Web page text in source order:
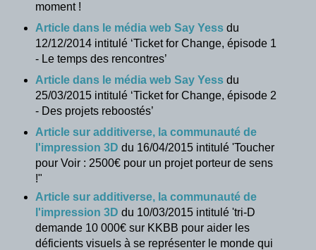
moment !
Article dans le média web Say Yess du
12/12/2014 intitulé ‘Ticket for Change, épisode 1
- Le temps des rencontres’
Article dans le média web Say Yess du
25/03/2015 intitulé ‘Ticket for Change, épisode 2
- Des projets reboostés’
Article sur additiverse, la communauté de
l'impression 3D du 16/04/2015 intitulé 'Toucher
pour Voir : 2500€ pour un projet porteur de sens
!"
Article sur additiverse, la communauté de
l'impression 3D du 10/03/2015 intitulé 'tri-D
demande 10 000€ sur KKBB pour aider les
déficients visuels à se représenter le monde qui